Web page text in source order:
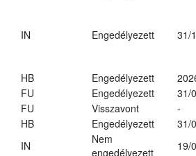
IN Engedélyezett 31/
HB Engedélyezett
FU Engedélyezett
31/
FU Visszavont
-
HB Engedélyezett
31/
IN
Nem
engedélyezett
19/